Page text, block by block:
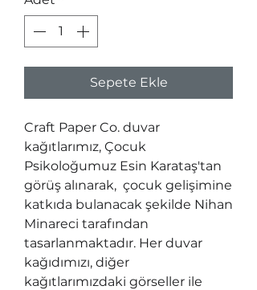
₺1.750,00
Sepete Ekle
Craft Paper Co. duvar
kağıtlarımız, Çocuk
Psikoloğumuz Esin Karataş'tan
görüş alınarak,  çocuk gelişimine
katkıda bulanacak şekilde Nihan
Minareci tarafından
tasarlanmaktadır. Her duvar
kağıdımızı, diğer
kağıtlarımızdaki görseller ile